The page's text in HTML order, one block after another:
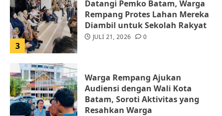
3
Datangi Pemko Batam, Warga
Rempang Protes Lahan Mereka
Diambil untuk Sekolah Rakyat
JULI 21, 2026 0
Warga Rempang Ajukan
Audiensi dengan Wali Kota
Batam, Soroti Aktivitas yang
Resahkan Warga